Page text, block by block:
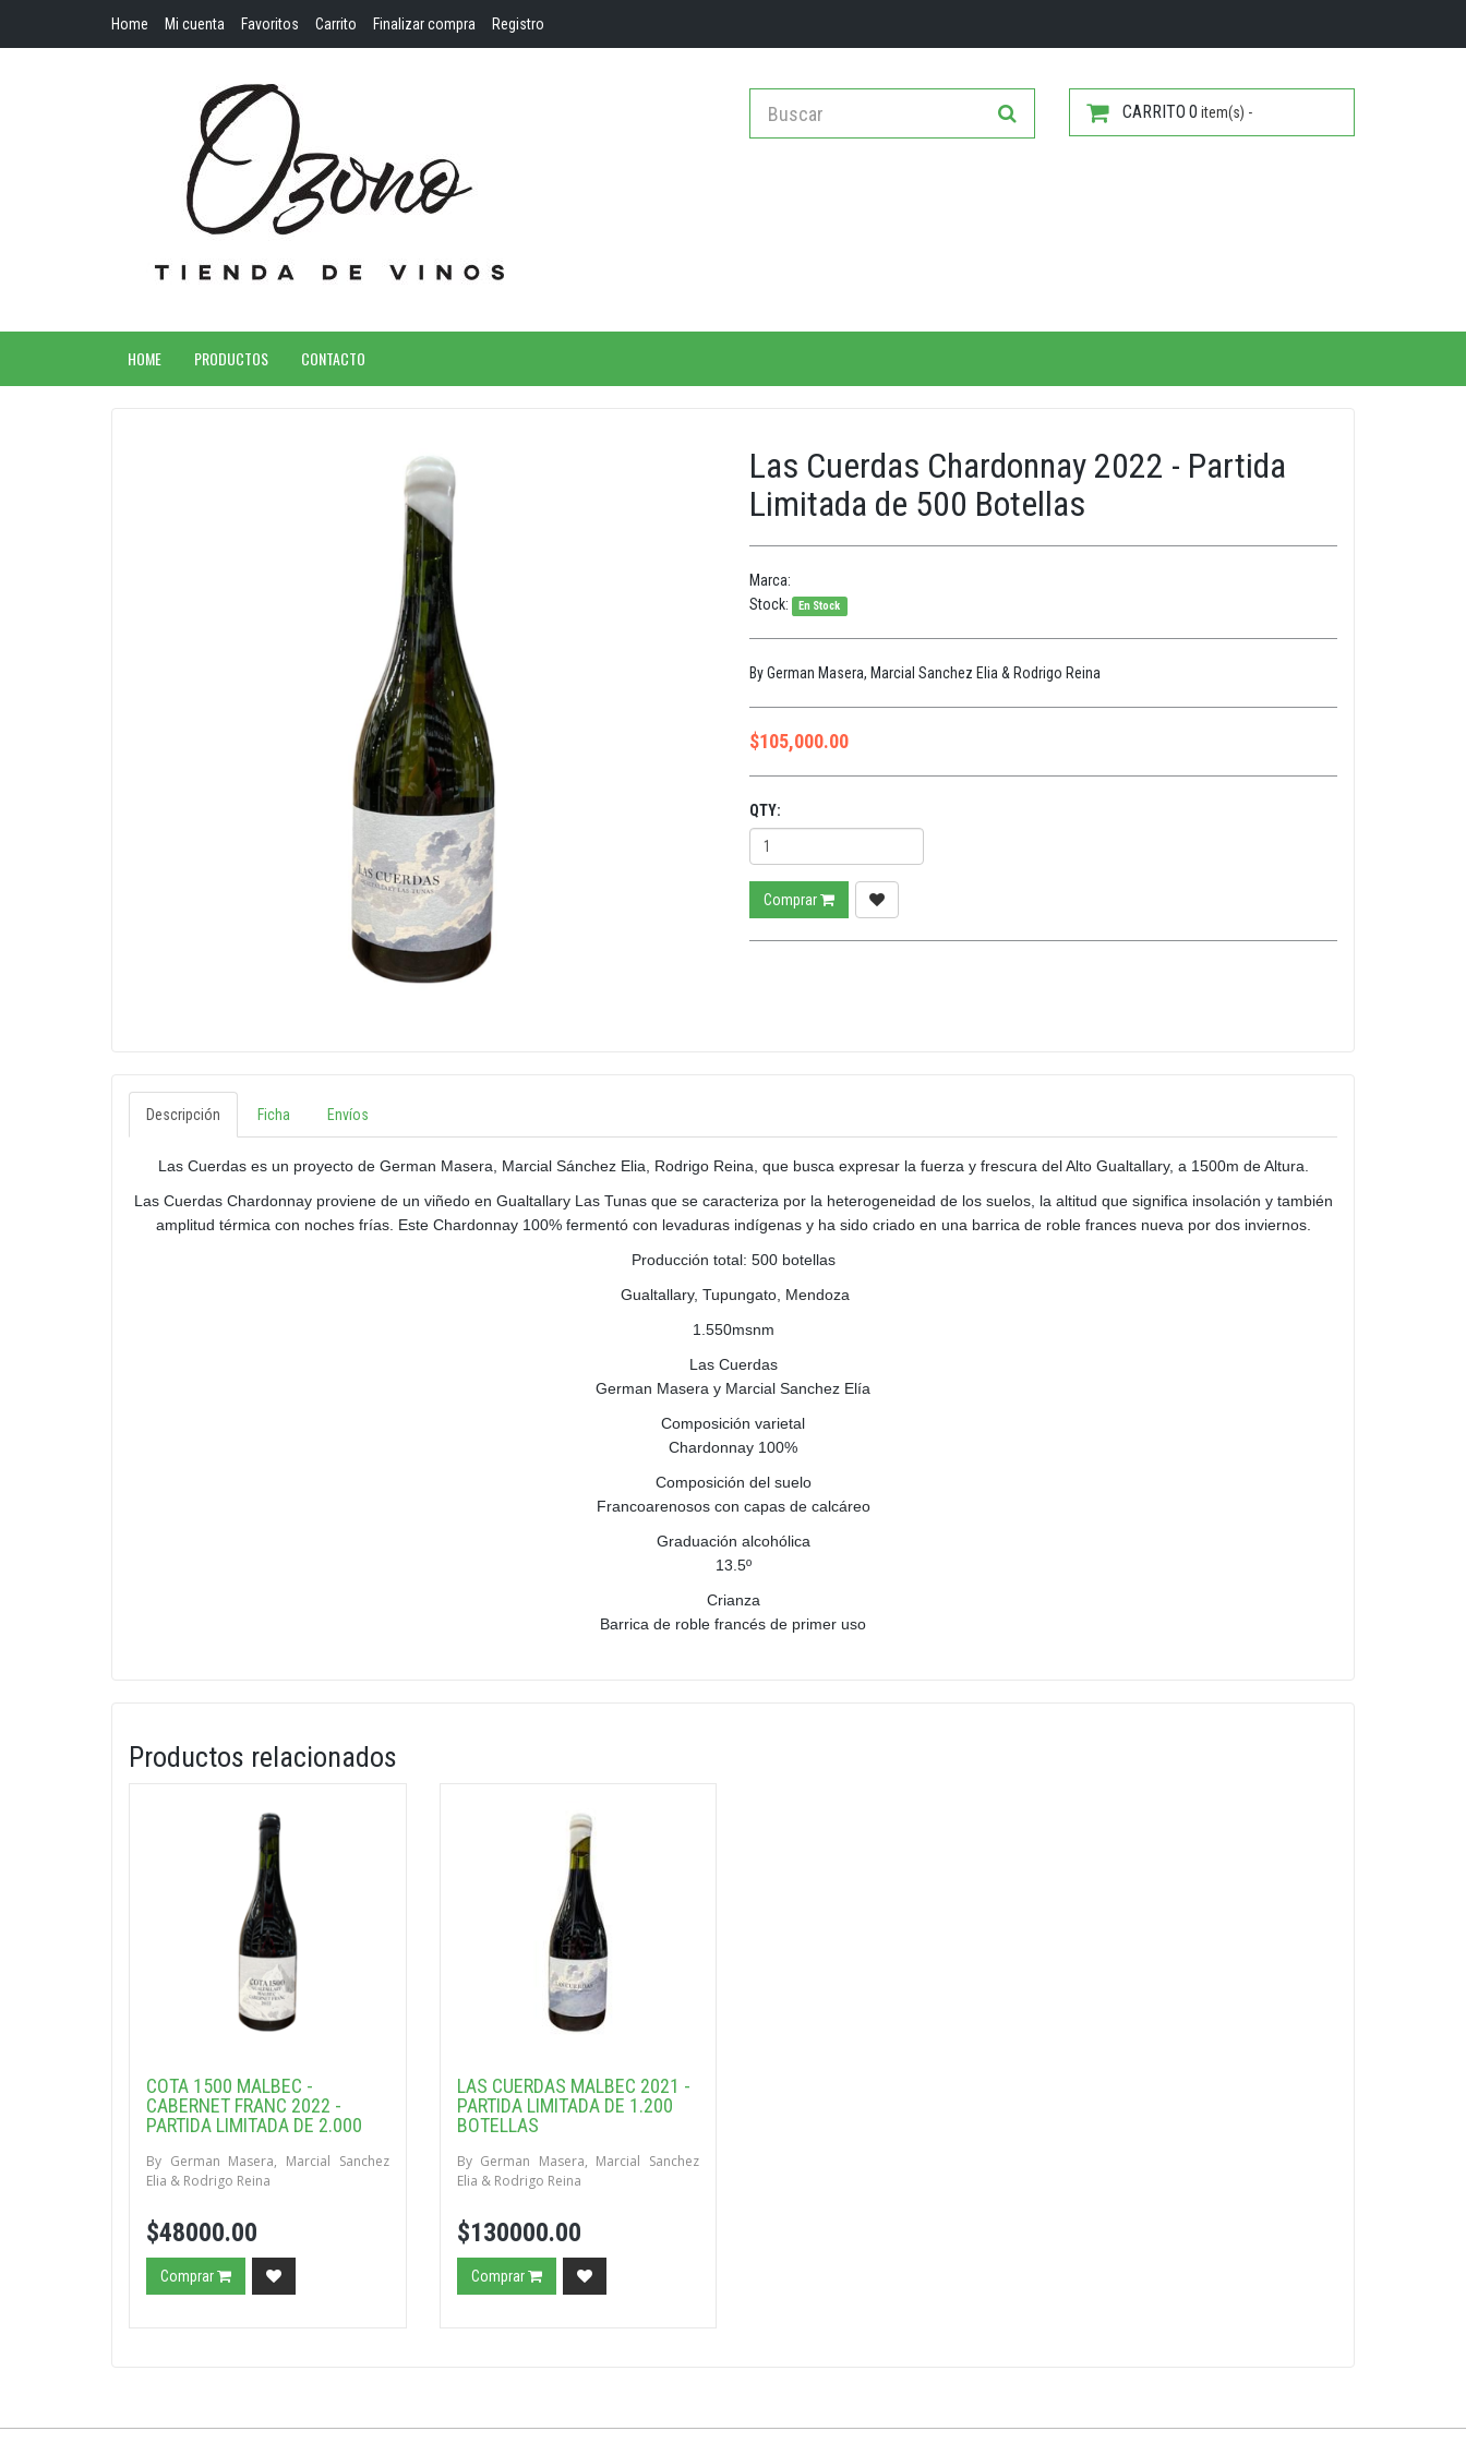
Home Mi cuenta Favoritos Carrito Finalizar compra Registro
CARRITO 0 item(s) -
HOME PRODUCTOS CONTACTO
Las Cuerdas Chardonnay 2022 - Partida
Limitada de 500 Botellas
Marca:
Stock:
En Stock
By German Masera, Marcial Sanchez Elia & Rodrigo Reina
$105,000.00
QTY:
Comprar
Descripción Ficha Envíos
Las Cuerdas es un proyecto de German Masera, Marcial Sánchez Elia, Rodrigo Reina, que busca expresar la fuerza y frescura del Alto Gualtallary, a 1500m de Altura.
Las Cuerdas Chardonnay proviene de un viñedo en Gualtallary Las Tunas que se caracteriza por la heterogeneidad de los suelos, la altitud que significa insolación y también
amplitud térmica con noches frías. Este Chardonnay 100% fermentó con levaduras indígenas y ha sido criado en una barrica de roble frances nueva por dos inviernos.
Producción total: 500 botellas
Gualtallary, Tupungato, Mendoza
1.550msnm
Las Cuerdas
German Masera y Marcial Sanchez Elía
Composición varietal
Chardonnay 100%
Composición del suelo
Francoarenosos con capas de calcáreo
Graduación alcohólica
13.5º
Crianza
Barrica de roble francés de primer uso
Productos relacionados
COTA 1500 MALBEC -
CABERNET FRANC 2022 -
PARTIDA LIMITADA DE 2.000
By German Masera, Marcial Sanchez
Elia & Rodrigo Reina
$48000.00
Comprar
LAS CUERDAS MALBEC 2021 -
PARTIDA LIMITADA DE 1.200
BOTELLAS
By German Masera, Marcial Sanchez
Elia & Rodrigo Reina
$130000.00
Comprar